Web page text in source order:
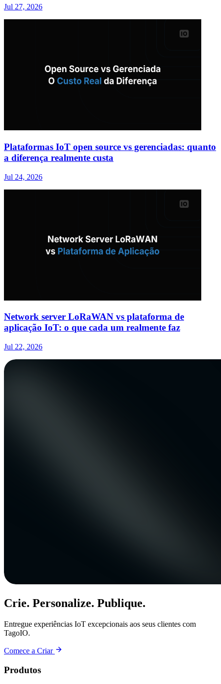
Jul 27, 2026
Plataformas IoT open source vs gerenciadas: quanto
a diferença realmente custa
Jul 24, 2026
Network server LoRaWAN vs plataforma de
aplicação IoT: o que cada um realmente faz
Jul 22, 2026
Crie. Personalize. Publique.
Entregue experiências IoT excepcionais aos seus clientes com
TagoIO.
Comece a Criar
Produtos